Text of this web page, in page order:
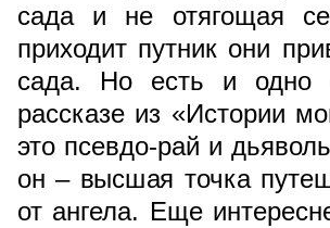
сада и не отягощая
приходит путник они
сада. Но есть и одно
рассказе из «Истории
это псевдо-рай и
он – высшая точка
от ангела. Еще